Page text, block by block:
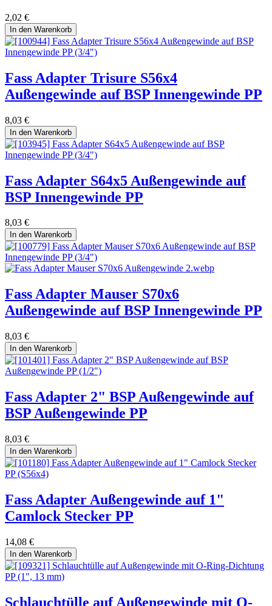
2,02 €
In den Warenkorb
Fass Adapter Trisure S56x4
Außengewinde auf BSP Innengewinde PP
8,03 €
In den Warenkorb
Fass Adapter S64x5 Außengewinde auf
BSP Innengewinde PP
8,03 €
In den Warenkorb
Fass Adapter Mauser S70x6
Außengewinde auf BSP Innengewinde PP
8,03 €
In den Warenkorb
Fass Adapter 2" BSP Außengewinde auf
BSP Außengewinde PP
8,03 €
In den Warenkorb
Fass Adapter Außengewinde auf 1"
Camlock Stecker PP
14,08 €
In den Warenkorb
Schlauchtülle auf Außengewinde mit O-